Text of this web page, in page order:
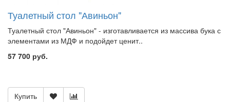
Туалетный стол "Авиньон"
Туалетный стол "Авиньон" - изготавливается из массива бука с
элементами из МДФ и подойдет ценит..
57 700 руб.
Купить